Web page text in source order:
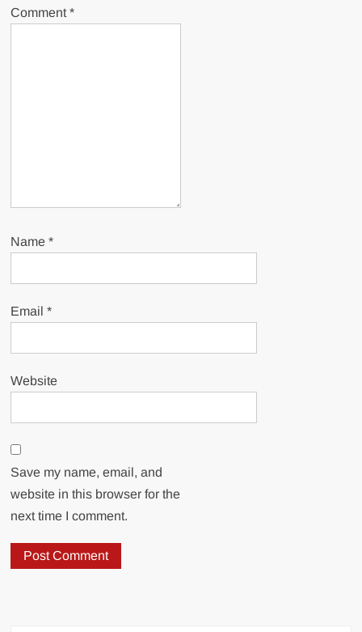
Comment*
Name*
Email*
Website
Save my name, email, and
website in this browser for the
next time I comment.